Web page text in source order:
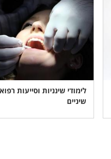
את יעילותו. המים
וחוט השדרה. טכניקה
אוכלוסיות עיקריות: בעלי
וילדים המטופלים בחינוך
המנטליים ומצב רוחו
ולמצוא בו את תעצומות
לימודי שינניות וסייעות
שיניים